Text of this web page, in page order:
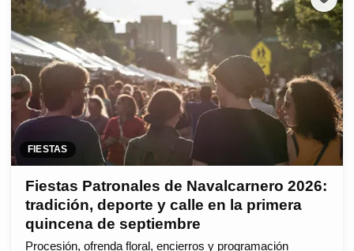
FIESTAS
Fiestas Patronales de Navalcarnero 2026:
tradición, deporte y calle en la primera
quincena de septiembre
Procesión, ofrenda floral, encierros y programación